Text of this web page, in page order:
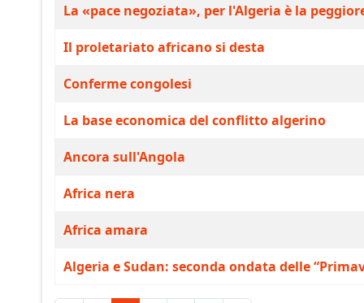
La «pace negoziata», per l'Algeria è la
Il proletariato africano si desta
Conferme congolesi
La base economica del conflitto algerino
Ancora sull'Angola
Africa nera
Africa amara
Algeria e Sudan: seconda ondata delle